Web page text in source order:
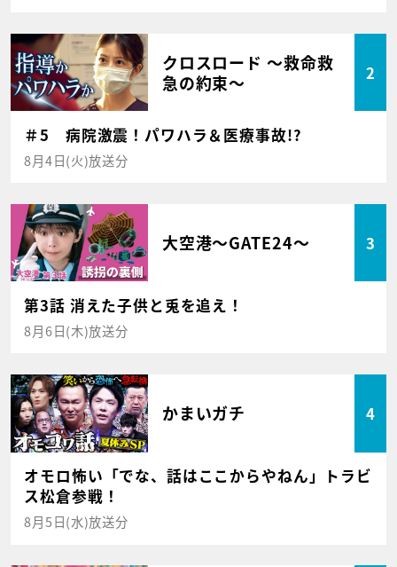
クロスロード ～救命救
急の約束～
2
＃5 病院激震！パワハラ＆医療事故!?
8月4日(火)放送分
大空港～GATE24～ 3
第3話 消えた子供と兎を追え！
8月6日(木)放送分
かまいガチ 4
オモロ怖い「でな、話はここからやねん」トラビ
ス松倉参戦！
8月5日(水)放送分